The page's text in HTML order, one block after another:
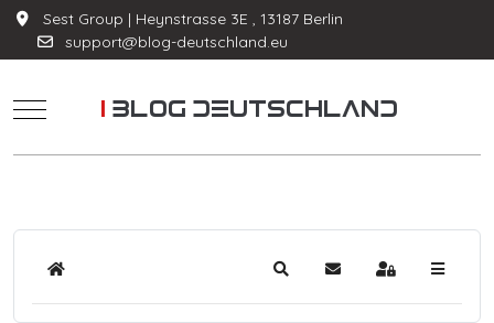
Sest Group | Heynstrasse 3E , 13187 Berlin
support@blog-deutschland.eu
Mobile Menu Toggle
Home Suche Updates abonnieren
Anmelden